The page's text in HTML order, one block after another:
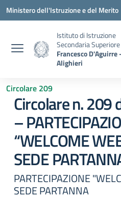
Vai ai contenuti
Vai al menu di navigazione
Vai al footer
Ministero dell'Istruzione e del Merito
Istituto di Istruzione
Secondaria Superiore
Francesco D'Aguirre
Alighieri
Circolare 209
Circolare n.
–
“WELCOME
SEDE
PARTECIPAZIONE
SEDE PARTANNA